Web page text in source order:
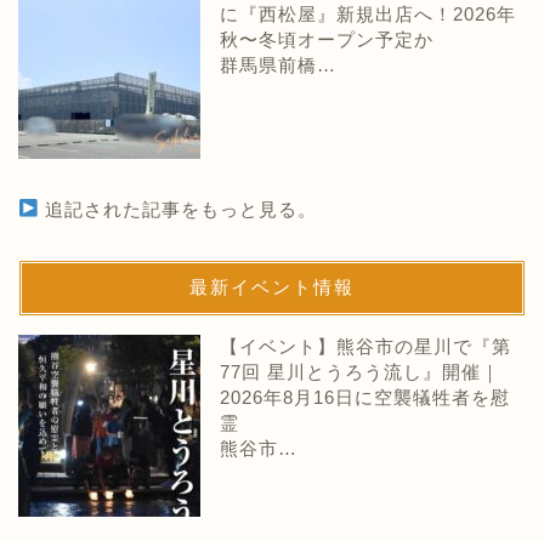
に『西松屋』新規出店へ！2026年
秋〜冬頃オープン予定か
群馬県前橋…
追記された記事をもっと見る。
最新イベント情報
【イベント】熊谷市の星川で『第
77回 星川とうろう流し』開催｜
2026年8月16日に空襲犠牲者を慰
霊
熊谷市…